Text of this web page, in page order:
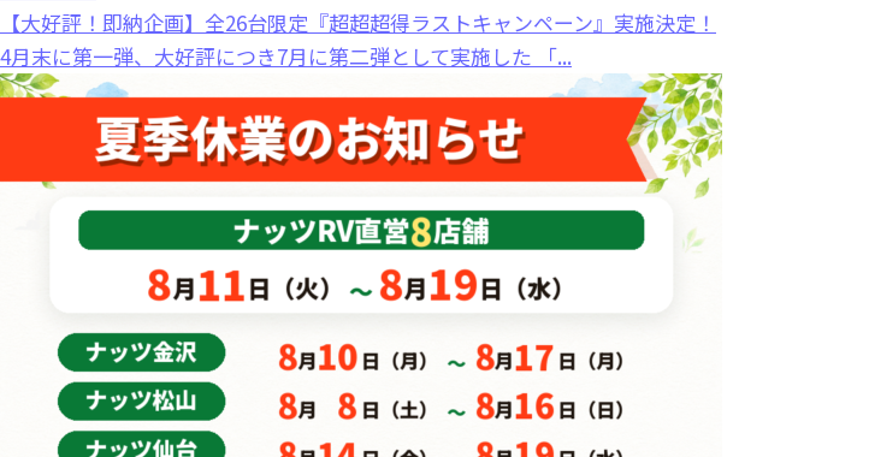
【大好評！即納企画】全26台限定『超超超得ラストキャンペーン』実施決定！
4月末に第一弾、大好評につき7月に第二弾として実施した 「...